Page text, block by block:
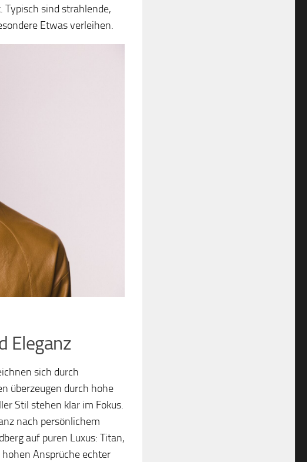
sind strahlende,
Etwas verleihen.
Eleganz
sich durch
überzeugen durch hohe
Stil stehen klar im Fokus.
nach persönlichem
auf puren Luxus: Titan,
Ansprüche echter